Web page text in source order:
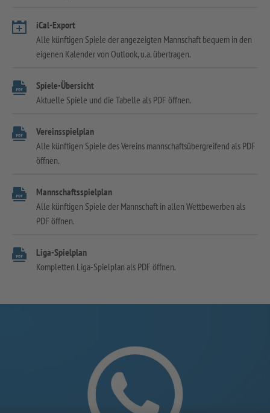
iCal-Export
Alle künftigen Spiele der angezeigten Mannschaft bequem in den
eigenen Kalender von Outlook, u.a. übertragen.
Spiele-Übersicht
Aktuelle Spiele und die Tabelle als PDF öffnen.
Vereinsspielplan
Alle künftigen Spiele des Vereins mannschaftsübergreifend als PDF
öffnen.
Mannschaftsspielplan
Alle künftigen Spiele der Mannschaft in allen Wettbewerben als
PDF öffnen.
Liga-Spielplan
Kompletten Liga-Spielplan als PDF öffnen.